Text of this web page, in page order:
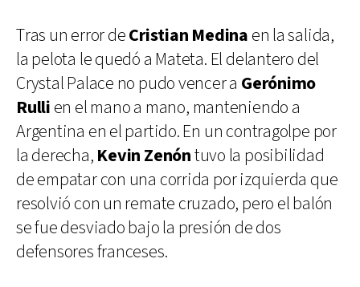
Tras un error deCristian Medina en la salida,
la pelota le quedó a Mateta. El delantero del
Crystal Palace no pudo vencer a Gerónimo
Rulli en el mano a mano, manteniendo a
Argentina en el partido. En un contragolpe por
la derecha, Kevin Zenóntuvo la posibilidad
de empatar con una corrida por izquierda que
resolvió con un remate cruzado, pero el balón
se fue desviado bajo la presión de dos
defensores franceses.